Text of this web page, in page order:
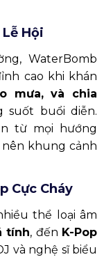
Hội
WaterBomb
cao khi khán
mưa, và chia
buổi diễn.
từ mọi hướng
khung cảnh
Cực Cháy
thể loại âm
tính, đến K-Pop
và nghệ sĩ biểu